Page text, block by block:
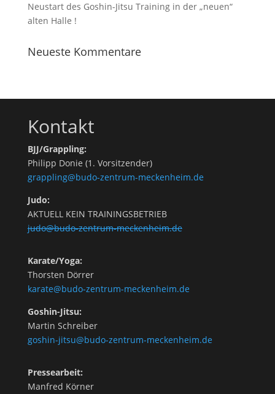
Neustart des Goshin-Jitsu Training in der „neuen“
alten Halle !
Neueste Kommentare
Kontakt
BJJ/Grappling:
Philipp Donie (1. Vorsitzender)
grappling@budo-zentrum-meckenheim.de
Judo:
AKTUELL KEIN TRAININGSBETRIEB
judo@budo-zentrum-meckenheim.de
Karate/Yoga:
Thorsten Dörrer
karate@budo-zentrum-meckenheim.de
Goshin-Jitsu:
Martin Schreiber
goshin-jitsu@budo-zentrum-meckenheim.de
Pressearbeit:
Manfred Körner